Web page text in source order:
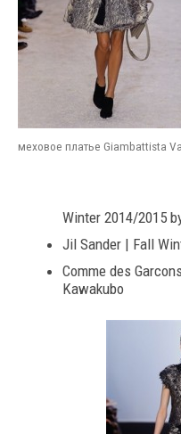
меховое платье Giambattista
Winter 2014/2015
Jil Sander | Fall
Comme des
Kawakubo